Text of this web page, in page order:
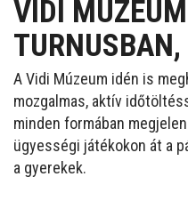
VIDI
A Vidi Múzeum idén is
mozgalmas, aktív
minden formában
ügyességi játékokon át a
a gyerekek.